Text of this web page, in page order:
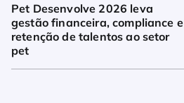
Pet Desenvolve 2026 leva
gestão financeira, compliance e
retenção de talentos ao setor
pet